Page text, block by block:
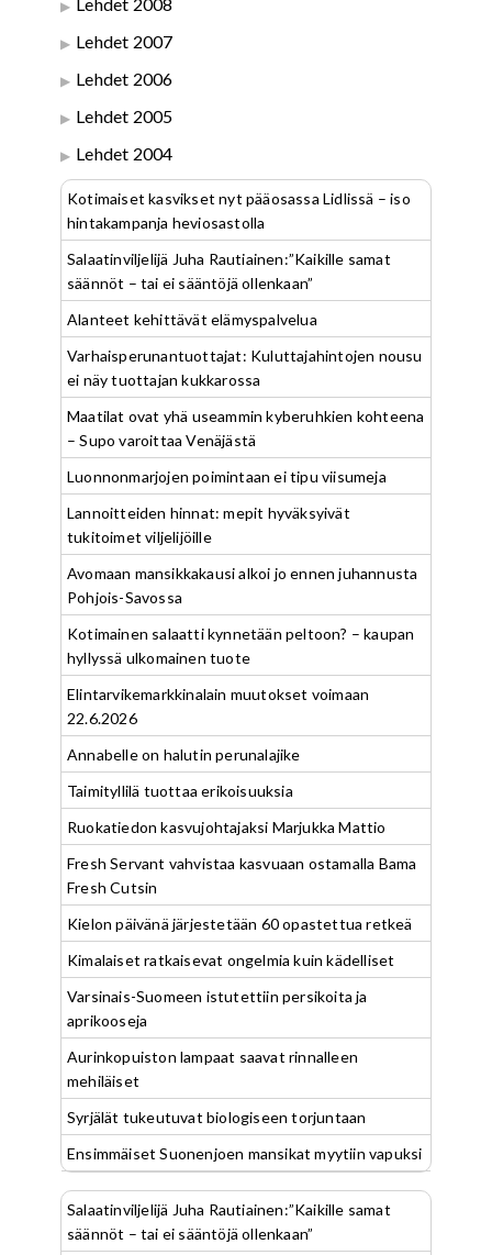
Lehdet 2007
Lehdet 2006
Lehdet 2005
Lehdet 2004
Kotimaiset kasvikset nyt pääosassa Lidlissä – iso
hintakampanja heviosastolla
Salaatinviljelijä Juha Rautiainen:”Kaikille samat
säännöt – tai ei sääntöjä ollenkaan”
Alanteet kehittävät elämyspalvelua
Varhaisperunantuottajat: Kuluttajahintojen nousu
ei näy tuottajan kukkarossa
Maatilat ovat yhä useammin kyberuhkien kohteena
– Supo varoittaa Venäjästä
Luonnonmarjojen poimintaan ei tipu viisumeja
Lannoitteiden hinnat: mepit hyväksyivät
tukitoimet viljelijöille
Avomaan mansikkakausi alkoi jo ennen juhannusta
Pohjois-Savossa
Kotimainen salaatti kynnetään peltoon? – kaupan
hyllyssä ulkomainen tuote
Elintarvikemarkkinalain muutokset voimaan
22.6.2026
Annabelle on halutin perunalajike
Taimityllilä tuottaa erikoisuuksia
Ruokatiedon kasvujohtajaksi Marjukka Mattio
Fresh Servant vahvistaa kasvuaan ostamalla Bama
Fresh Cutsin
Kielon päivänä järjestetään 60 opastettua retkeä
Kimalaiset ratkaisevat ongelmia kuin kädelliset
Varsinais-Suomeen istutettiin persikoita ja
aprikooseja
Aurinkopuiston lampaat saavat rinnalleen
mehiläiset
Syrjälät tukeutuvat biologiseen torjuntaan
Ensimmäiset Suonenjoen mansikat myytiin vapuksi
Salaatinviljelijä Juha Rautiainen:”Kaikille samat
säännöt – tai ei sääntöjä ollenkaan”